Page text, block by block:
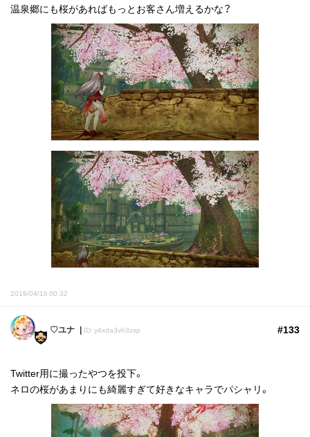
温泉郷にも桜があればもっとお客さん増えるかな？
2019/04/16 00:32
♡ユナ ID: y4xda3vh3zsp #133
Twitter用に撮ったやつを投下。
ネロの桜があまりにも綺麗すぎて好きなキャラでパシャリ。